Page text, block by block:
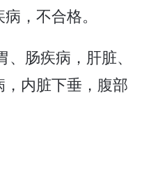
，不合格。
、肠疾病，肝脏、
内脏下垂，腹部